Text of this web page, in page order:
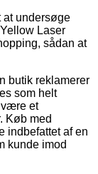
at undersøge
Laser
sådan at
butik reklamerer
som helt
være et
Køb med
indbefattet af en
kunde imod